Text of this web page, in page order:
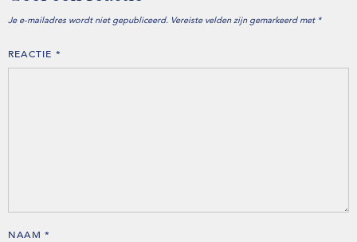
Je e-mailadres wordt niet gepubliceerd. Vereiste velden zijn gemarkeerd met *
REACTIE *
NAAM *